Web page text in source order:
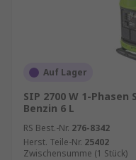
Auf Lager
SIP 2700 W 1-
Benzin 6 L
RS Best.-Nr. 276-8342
Herst. Teile-Nr. 25402
Zwischensumme (1 Stück)